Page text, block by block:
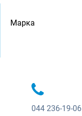
Марка
044 236-19-06